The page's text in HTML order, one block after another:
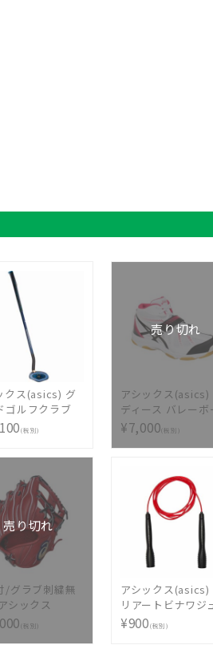
クス(asics) グ
ゴルフクラブ
ートヒッティ
3283A121-400
(税別)
売り切れ
アシックス(asics)
ディース バレーボ
シューズ COURT
SELFIT(コートセル
¥7,000(税別)
売り切れ
/グラブ刺繍無
シックス
硬式グラブ ゴ
ステージ I-PRO
(税別)
アシックス(asics)
リアートビナワジ
ア 91-230-600
¥900(税別)